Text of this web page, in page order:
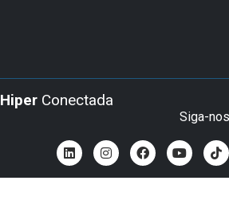
Hiper Conectada
Siga-nos